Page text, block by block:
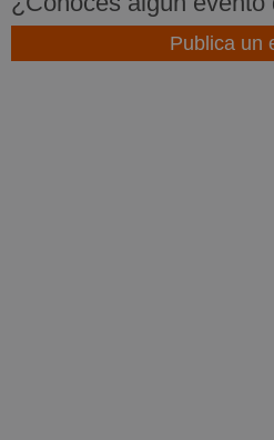
Publica un